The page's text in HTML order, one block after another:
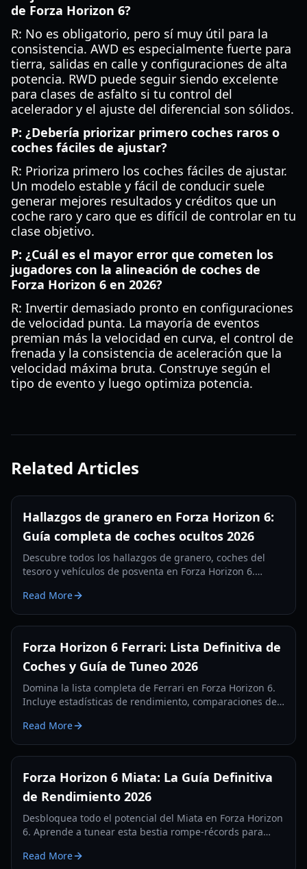
de Forza Horizon 6?
R: No es obligatorio, pero sí muy útil para la
consistencia. AWD es especialmente fuerte para
tierra, salidas en calle y configuraciones de alta
potencia. RWD puede seguir siendo excelente
para clases de asfalto si tu control del
acelerador y el ajuste del diferencial son sólidos.
P: ¿Debería priorizar primero coches raros o
coches fáciles de ajustar?
R: Prioriza primero los coches fáciles de ajustar.
Un modelo estable y fácil de conducir suele
generar mejores resultados y créditos que un
coche raro y caro que es difícil de controlar en tu
clase objetivo.
P: ¿Cuál es el mayor error que cometen los
jugadores con la alineación de coches de
Forza Horizon 6 en 2026?
R: Invertir demasiado pronto en configuraciones
de velocidad punta. La mayoría de eventos
premian más la velocidad en curva, el control de
frenada y la consistencia de aceleración que la
velocidad máxima bruta. Construye según el
tipo de evento y luego optimiza potencia.
Related Articles
Hallazgos de granero en Forza Horizon 6:
Guía completa de coches ocultos 2026
Descubre todos los hallazgos de granero, coches del
tesoro y vehículos de posventa en Forza Horizon 6.
garaje oculto en 2026.
Read More
Forza Horizon 6 Ferrari: Lista Definitiva de
Coches y Guía de Tuneo 2026
Domina la lista completa de Ferrari en Forza Horizon 6.
Incluye estadísticas de rendimiento, comparaciones de
2026.
Read More
Forza Horizon 6 Miata: La Guía Definitiva
de Rendimiento 2026
Desbloquea todo el potencial del Miata en Forza Horizon
6. Aprende a tunear esta bestia rompe-récords para
Read More